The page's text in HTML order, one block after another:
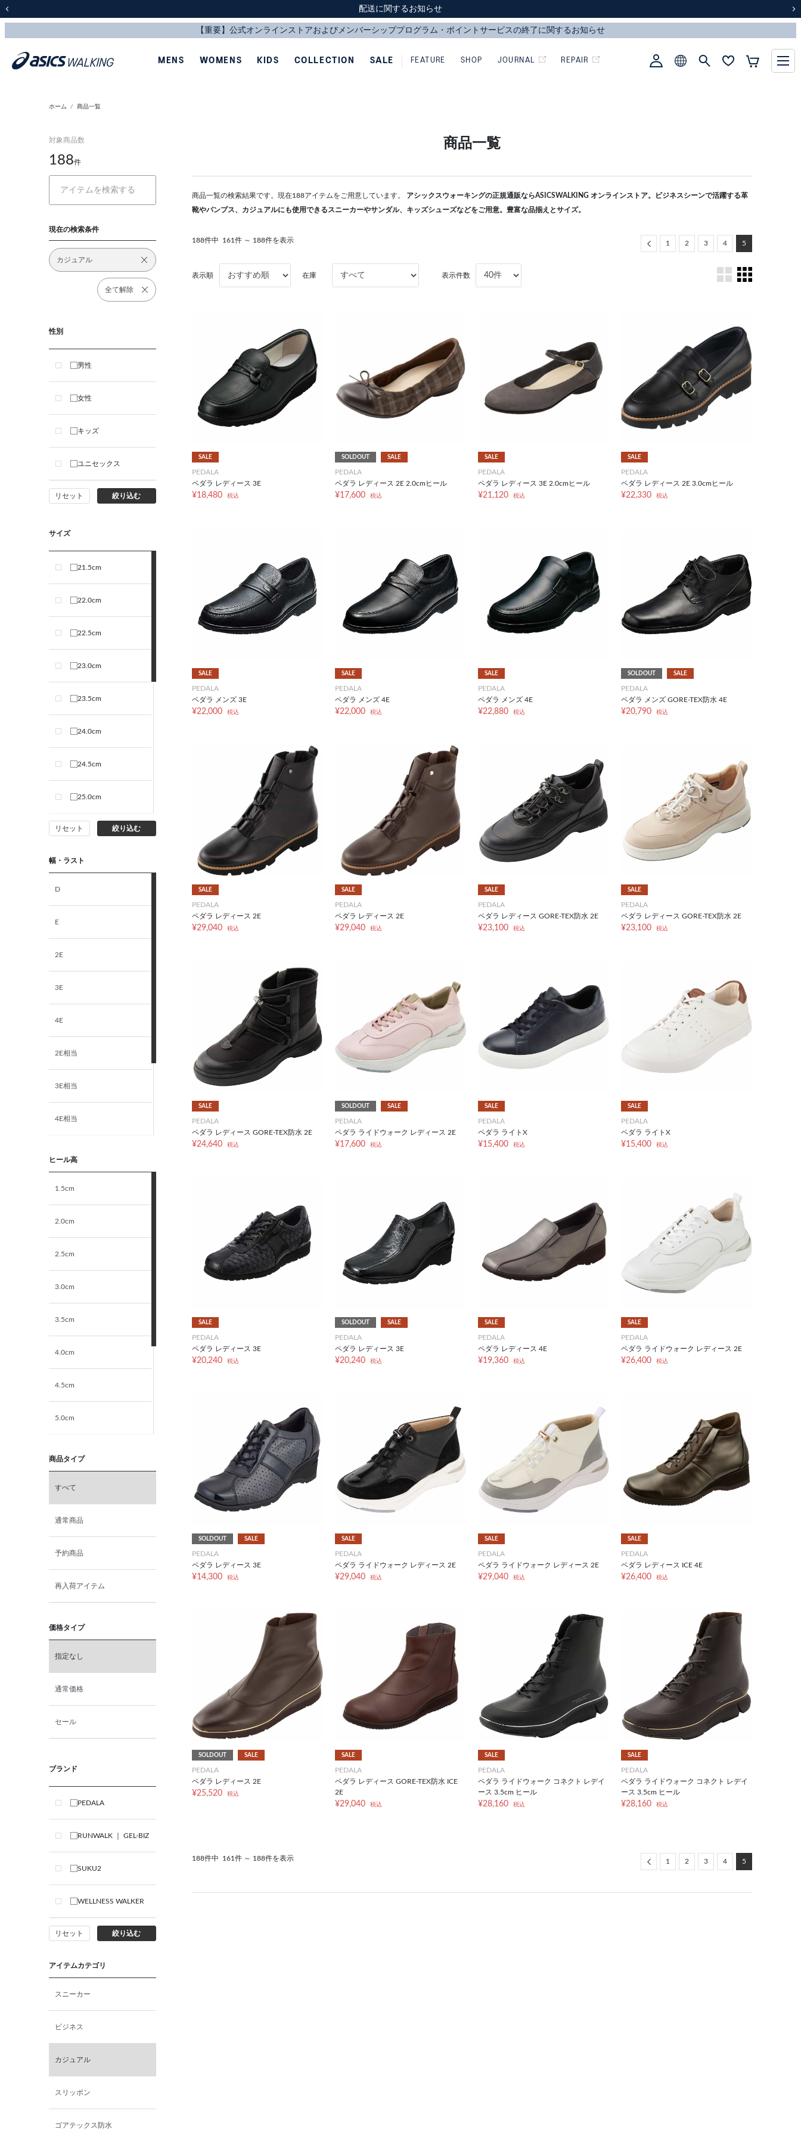
スクスク（SUKU2）価格改定のお知らせ
配送に関するお知らせ
スクスク（SUKU2）価格改定のお知らせ
配送に関するお知らせ
MENS WOMENS KIDS COLLECTION SALE FEATURE SHOP JOURNAL REPAIR
ホーム 商品一覧
対象商品数
188件
現在の検索条件
カジュアル
全て解除
性別
男性
女性
キッズ
ユニセックス
リセット 絞り込む
サイズ
21.5cm
22.0cm
22.5cm
23.0cm
23.5cm
24.0cm
24.5cm
25.0cm
25.5cm
26.0cm
リセット 絞り込む
幅・ラスト
D
E
2E
3E
4E
2E相当
3E相当
4E相当
ヒール高
1.5cm
2.0cm
2.5cm
3.0cm
3.5cm
4.0cm
4.5cm
5.0cm
6.0cm
6.5cm
7.0cm
商品タイプ
すべて
通常商品
予約商品
再入荷アイテム
価格タイプ
指定なし
通常価格
セール
ブランド
PEDALA
RUNWALK ｜ GEL-BIZ
SUKU2
WELLNESS WALKER
リセット 絞り込む
アイテムカテゴリ
スニーカー
ビジネス
カジュアル
スリッポン
ゴアテックス防水
商品一覧
商品一覧の検索結果です。現在188アイテムをご用意しています。 アシックスウォーキングの正規通販ならASICSWALKING オンラインストア。ビジネスシーンで活躍する革
靴やパンプス、カジュアルにも使用できるスニーカーやサンダル、キッズシューズなどをご用意。豊富な品揃えとサイズ。
188件中 161件 ～ 188件を表示 Previous
1 2 3 4 5
表示順 在庫 表示件数
SALE
PEDALA
ペダラ レディース 3E
¥18,480 税込
SOLDOUT SALE
PEDALA
ペダラ レディース 2E 2.0cmヒール
¥17,600 税込
SALE
PEDALA
ペダラ レディース 3E 2.0cmヒール
¥21,120 税込
SALE
PEDALA
ペダラ レディース 2E 3.0cmヒール
¥22,330 税込
SALE
PEDALA
ペダラ メンズ 3E
¥22,000 税込
SALE
PEDALA
ペダラ メンズ 4E
¥22,000 税込
SALE
PEDALA
ペダラ メンズ 4E
¥22,880 税込
SOLDOUT SALE
PEDALA
ペダラ メンズ GORE-TEX防水 4E
¥20,790 税込
SALE
PEDALA
ペダラ レディース 2E
¥29,040 税込
SALE
PEDALA
ペダラ レディース 2E
¥29,040 税込
SALE
PEDALA
ペダラ レディース GORE-TEX防水 2E
¥23,100 税込
SALE
PEDALA
ペダラ レディース GORE-TEX防水 2E
¥23,100 税込
SALE
PEDALA
ペダラ レディース GORE-TEX防水 2E
¥24,640 税込
SOLDOUT SALE
PEDALA
ペダラ ライドウォーク レディース 2E
¥17,600 税込
SALE
PEDALA
ペダラ ライトX
¥15,400 税込
SALE
PEDALA
ペダラ ライトX
¥15,400 税込
SALE
PEDALA
ペダラ レディース 3E
¥20,240 税込
SOLDOUT SALE
PEDALA
ペダラ レディース 3E
¥20,240 税込
SALE
PEDALA
ペダラ レディース 4E
¥19,360 税込
SALE
PEDALA
ペダラ ライドウォーク レディース 2E
¥26,400 税込
SOLDOUT SALE
PEDALA
ペダラ レディース 3E
¥14,300 税込
SALE
PEDALA
ペダラ ライドウォーク レディース 2E
¥29,040 税込
SALE
PEDALA
ペダラ ライドウォーク レディース 2E
¥29,040 税込
SALE
PEDALA
ペダラ レディース ICE 4E
¥26,400 税込
SOLDOUT SALE
PEDALA
ペダラ レディース 2E
¥25,520 税込
SALE
PEDALA
ペダラ レディース GORE-TEX防水 ICE
2E
¥29,040 税込
SALE
PEDALA
ペダラ ライドウォーク コネクト レデイ
ース 3.5cm ヒール
¥28,160 税込
SALE
PEDALA
ペダラ ライドウォーク コネクト レデイ
ース 3.5cm ヒール
¥28,160 税込
188件中 161件 ～ 188件を表示 Previous
1 2 3 4 5